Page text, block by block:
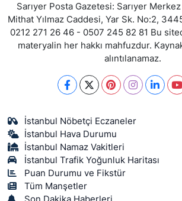
Sarıyer Posta Gazetesi: Sarıyer
Mithat Yılmaz Caddesi, Yar Sk. No:2,
0212 271 26 46 - 0507 245 82 81 Bu
materyalin her hakkı mahfuzdur.
alıntılanamaz.
İstanbul Nöbetçi Eczaneler
İstanbul Hava Durumu
İstanbul Namaz Vakitleri
İstanbul Trafik Yoğunluk Haritası
Puan Durumu ve Fikstür
Tüm Manşetler